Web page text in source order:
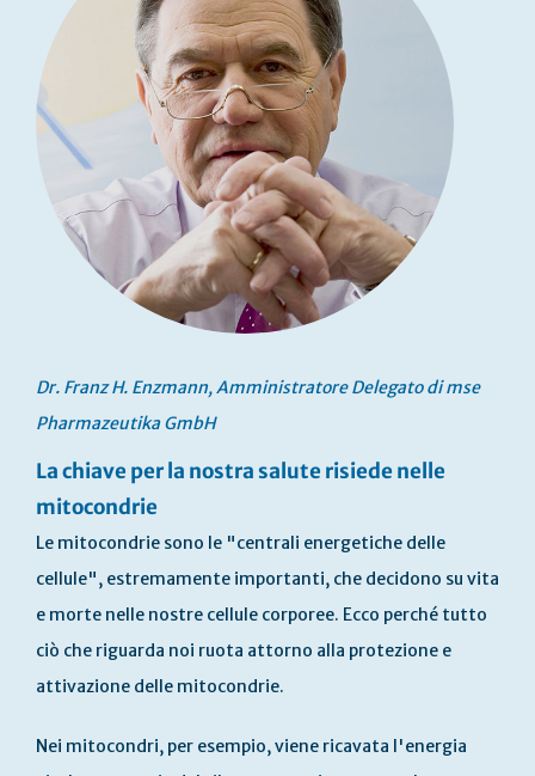
Dr. Franz H. Enzmann, Amministratore Delegato di mse
Pharmazeutika GmbH
La chiave per la nostra salute risiede nelle
mitocondrie
Le mitocondrie sono le "centrali energetiche delle
cellule", estremamente importanti, che decidono su vita
e morte nelle nostre cellule corporee. Ecco perché tutto
ciò che riguarda noi ruota attorno alla protezione e
attivazione delle mitocondrie.
Nei mitocondri, per esempio, viene ricavata l'energia